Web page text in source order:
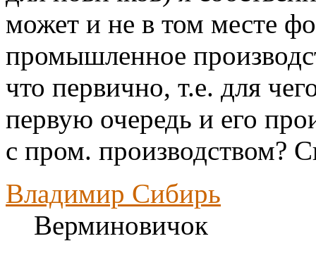
может и не в том месте
промышленное
что первично, т.е. для
первую очередь и его
с пром. производством?
Владимир Сибирь
Верминовичок